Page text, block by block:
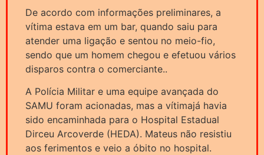
De acordo com informações preliminares, a
vítima estava em um bar, quando saiu para
atender uma ligação e sentou no meio-fio,
sendo que um homem chegou e efetuou vários
disparos contra o comerciante..
A Polícia Militar e uma equipe avançada do
SAMU foram acionadas, mas a vítimajá havia
sido encaminhada para o Hospital Estadual
Dirceu Arcoverde (HEDA). Mateus não resistiu
aos ferimentos e veio a óbito no hospital.